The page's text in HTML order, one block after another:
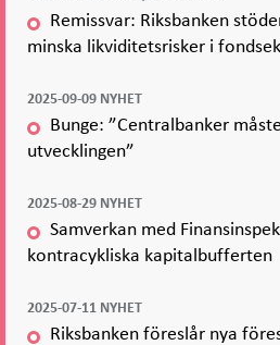
Remissvar: Riksbanken
minska likviditetsrisker i
2025-09-09 NYHET
Bunge: ”Centralbanker
utvecklingen”
2025-08-29 NYHET
Samverkan med
kontracykliska kapitalbufferten
2025-07-11 NYHET
Riksbanken föreslår nya